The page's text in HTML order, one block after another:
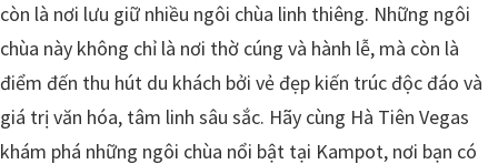
còn là nơi lưu giữ nhiều ngôi chùa linh thiêng. Những ngôi
chùa này không chỉ là nơi thờ cúng và hành lễ, mà còn là
điểm đến thu hút du khách bởi vẻ đẹp kiến trúc độc đáo và
giá trị văn hóa, tâm linh sâu sắc. Hãy cùng Hà Tiên Vegas
khám phá những ngôi chùa nổi bật tại Kampot, nơi bạn có